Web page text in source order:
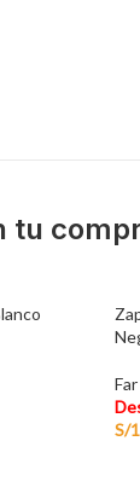
tu
S/